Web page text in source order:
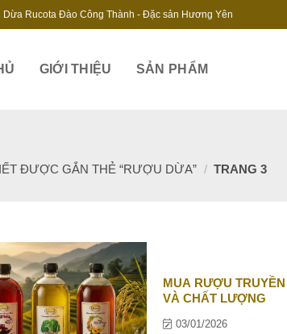
Dừa Rucota Đào Công Thành - Đặc sản Hương Yên
GIỚI THIỆU SẢN PHẨM
ĐƯỢC GẮN THẺ “RƯỢU DỪA” / TRANG 3
MUA RƯỢU
VÀ CHẤT LƯỢNG
03/01/2026